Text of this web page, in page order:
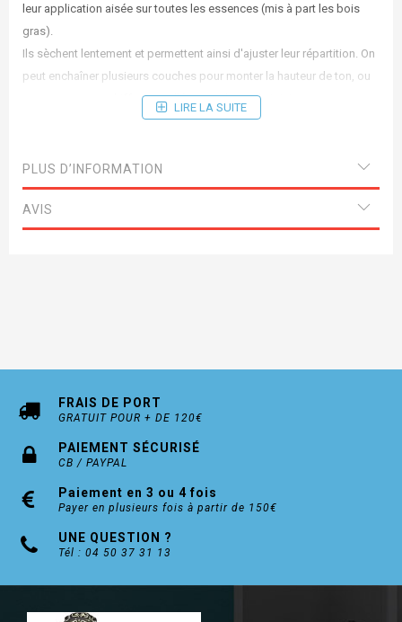
leur application aisée sur toutes les essences (mis à part les bois
gras).
Ils sèchent lentement et permettent ainsi d'ajuster leur répartition. On
peut enchaîner plusieurs couches pour monter la hauteur de ton, ou
essuyer avec un chiffon mouillé pour rabattre la teinte.
Une fois sèche, la teinte est compatible avec tout type de finition
Son seul défaut réside dans le fait de relever les pores du bois.
LIRE LA SUITE
PLUS D’INFORMATION
AVIS
FRAIS DE PORT
GRATUIT POUR + DE 120€
PAIEMENT SÉCURISÉ
CB / PAYPAL
Paiement en 3 ou 4 fois
Payer en plusieurs fois à partir de 150€
UNE QUESTION ?
Tél : 04 50 37 31 13